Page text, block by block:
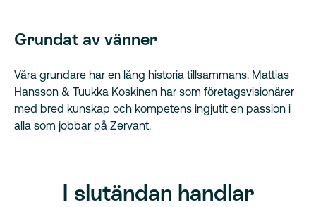
Grundat av vänner
Våra grundare har en lång historia tillsammans. Mattias
Hansson & Tuukka Koskinen har som företagsvisionärer
med bred kunskap och kompetens ingjutit en passion i
alla som jobbar på Zervant.
I slutändan handlar